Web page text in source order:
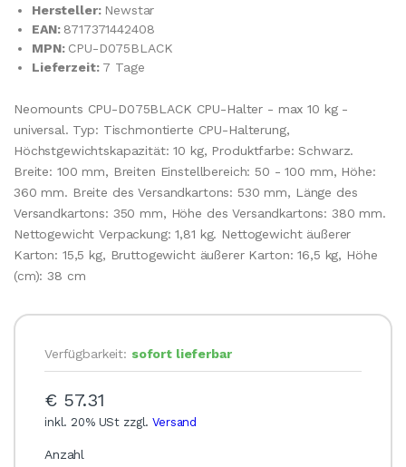
Hersteller: Newstar
EAN: 8717371442408
MPN: CPU-D075BLACK
Lieferzeit: 7 Tage
Neomounts CPU-D075BLACK CPU-Halter - max 10 kg -
universal. Typ: Tischmontierte CPU-Halterung,
Höchstgewichtskapazität: 10 kg, Produktfarbe: Schwarz.
Breite: 100 mm, Breiten Einstellbereich: 50 - 100 mm, Höhe:
360 mm. Breite des Versandkartons: 530 mm, Länge des
Versandkartons: 350 mm, Höhe des Versandkartons: 380 mm.
Nettogewicht Verpackung: 1,81 kg. Nettogewicht äußerer
Karton: 15,5 kg, Bruttogewicht äußerer Karton: 16,5 kg, Höhe
(cm): 38 cm
Verfügbarkeit: sofort lieferbar
€ 57.31
inkl. 20% USt zzgl.Versand
Anzahl